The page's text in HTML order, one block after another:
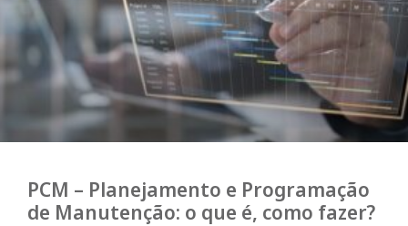
PCM – Planejamento e Programação
de Manutenção: o que é, como fazer?